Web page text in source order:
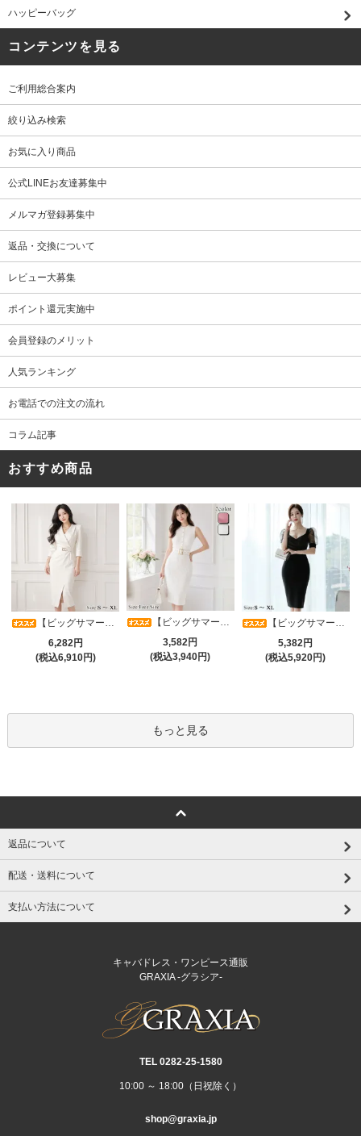
ハッピーバッグ
コンテンツを見る
ご利用総合案内
絞り込み検索
お気に入り商品
公式LINEお友達募集中
メルマガ登録募集中
返品・交換について
レビュー大募集
ポイント還元実施中
会員登録のメリット
人気ランキング
お電話での注文の流れ
コラム記事
おすすめ商品
【ビッグサマーセール対象品】アシメカシュクール7分袖ワンピース(キャバドレス・CABARETDRESS)
6,282円
(税込6,910円)
【ビッグサマーセール対象品】タイトなボディラインが引き立つニットワンピース(キャバドレス・CABARETDRESS)
3,582円
(税込3,940円)
【ビッグサマーセール対象品】光沢シアースリーブが軽やかなカシュクールVネックドレープミディドレス(キャバドレス・CABARETDRESS)
5,382円
(税込5,920円)
もっと見る
返品について
配送・送料について
支払い方法について
キャバドレス・ワンピース通販
GRAXIA -グラシア-
TEL 0282‐25‐1580
10:00 ～ 18:00（日祝除く）
shop@graxia.jp